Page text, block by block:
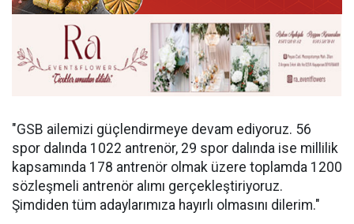
"GSB ailemizi güçlendirmeye devam ediyoruz. 56
spor dalında 1022 antrenör, 29 spor dalında ise millilik
kapsamında 178 antrenör olmak üzere toplamda 1200
sözleşmeli antrenör alımı gerçekleştiriyoruz.
Şimdiden tüm adaylarımıza hayırlı olmasını dilerim."